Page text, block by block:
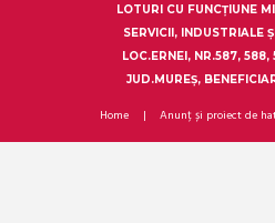
LOTURI CU FUNCȚIUNE
SERVICII, INDUSTRIALE
LOC.ERNEI, NR.587, 588,
JUD.MUREȘ,
Home Anunț și proiect de